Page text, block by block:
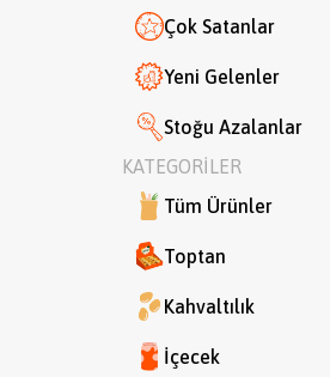
Çok Satanlar
Yeni Gelenler
Stoğu Azalanlar
KATEGORİLER
Tüm Ürünler
Toptan
Kahvaltılık
İçecek